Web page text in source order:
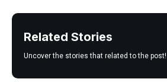
Related Stories
Uncover the stories that related to the post!